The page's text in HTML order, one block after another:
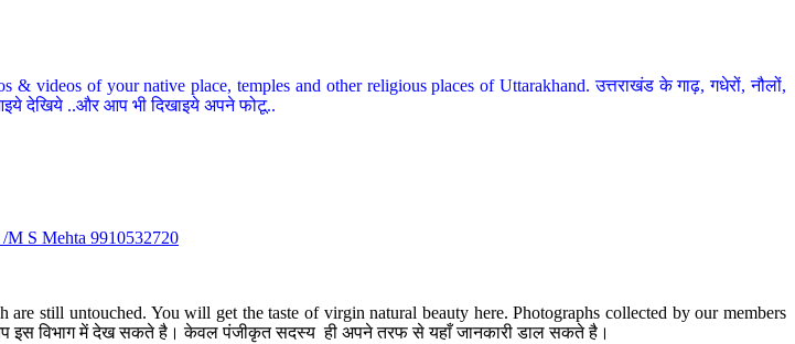
videos of your native place, temples and other religious places of Uttarakhand. उत्तराखंड के गाढ़, गधेरों, नौलों,
देखिये ..और आप भी दिखाइये अपने फोटू..
/M S Mehta 9910532720
still untouched. You will get the taste of virgin natural beauty here. Photographs collected by our members
इस विभाग में देख सकते है। केवल पंजीकृत सदस्य ही अपने तरफ से यहाँ जानकारी डाल सकते है।